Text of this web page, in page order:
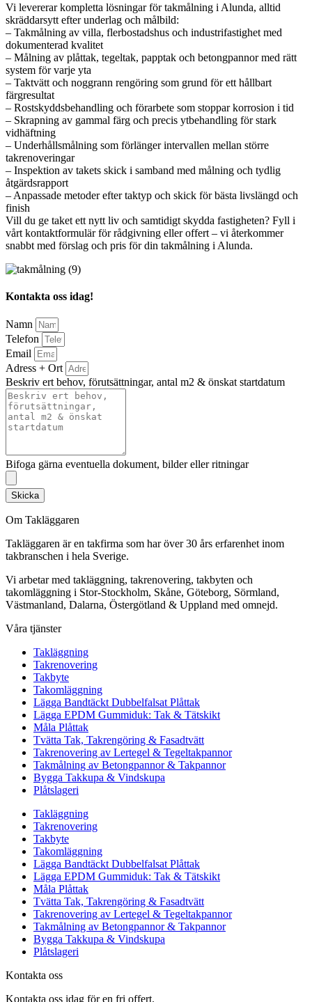
Vi levererar kompletta lösningar för takmålning i Alunda, alltid
skräddarsytt efter underlag och målbild:
– Takmålning av villa, flerbostadshus och industrifastighet med
dokumenterad kvalitet
– Målning av plåttak, tegeltak, papptak och betongpannor med rätt
system för varje yta
– Taktvätt och noggrann rengöring som grund för ett hållbart
färgresultat
– Rostskyddsbehandling och förarbete som stoppar korrosion i tid
– Skrapning av gammal färg och precis ytbehandling för stark
vidhäftning
– Underhållsmålning som förlänger intervallen mellan större
takrenoveringar
– Inspektion av takets skick i samband med målning och tydlig
åtgärdsrapport
– Anpassade metoder efter taktyp och skick för bästa livslängd och
finish
Vill du ge taket ett nytt liv och samtidigt skydda fastigheten? Fyll i
vårt kontaktformulär för rådgivning eller offert – vi återkommer
snabbt med förslag och pris för din takmålning i Alunda.
Kontakta oss idag!
Namn
Telefon
Email
Adress + Ort
Beskriv ert behov, förutsättningar, antal m2 & önskat startdatum
Bifoga gärna eventuella dokument, bilder eller ritningar
Skicka
Om Takläggaren
Takläggaren är en takfirma som har över 30 års erfarenhet inom
takbranschen i hela Sverige.
Vi arbetar med takläggning, takrenovering, takbyten och
takomläggning i Stor-Stockholm, Skåne, Göteborg, Sörmland,
Västmanland, Dalarna, Östergötland & Uppland med omnejd.
Våra tjänster
Takläggning
Takrenovering
Takbyte
Takomläggning
Lägga Bandtäckt Dubbelfalsat Plåttak
Lägga EPDM Gummiduk: Tak & Tätskikt
Måla Plåttak
Tvätta Tak, Takrengöring & Fasadtvätt
Takrenovering av Lertegel & Tegeltakpannor
Takmålning av Betongpannor & Takpannor
Bygga Takkupa & Vindskupa
Plåtslageri
Takläggning
Takrenovering
Takbyte
Takomläggning
Lägga Bandtäckt Dubbelfalsat Plåttak
Lägga EPDM Gummiduk: Tak & Tätskikt
Måla Plåttak
Tvätta Tak, Takrengöring & Fasadtvätt
Takrenovering av Lertegel & Tegeltakpannor
Takmålning av Betongpannor & Takpannor
Bygga Takkupa & Vindskupa
Plåtslageri
Kontakta oss
Kontakta oss idag för en fri offert.